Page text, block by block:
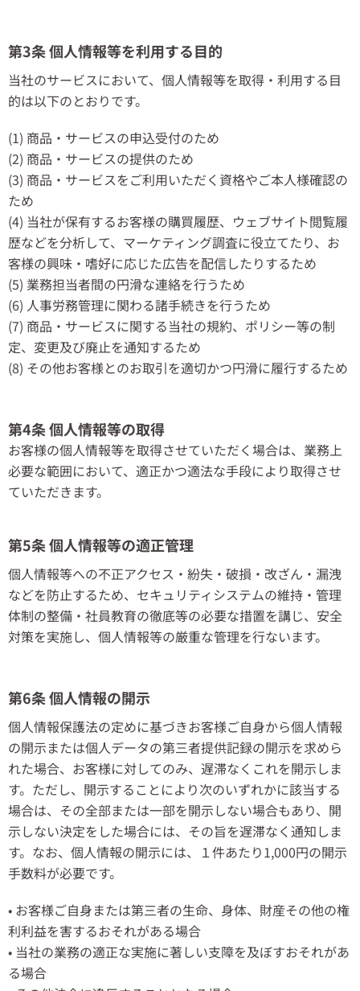
第3条 個人情報等を利用する目的
当社のサービスにおいて、個人情報等を取得・利用する目
的は以下のとおりです。
(1) 商品・サービスの申込受付のため
(2) 商品・サービスの提供のため
(3) 商品・サービスをご利用いただく資格やご本人様確認の
ため
(4) 当社が保有するお客様の購買履歴、ウェブサイト閲覧履
歴などを分析して、マーケティング調査に役立てたり、お
客様の興味・嗜好に応じた広告を配信したりするため
(5) 業務担当者間の円滑な連絡を行うため
(6) 人事労務管理に関わる諸手続きを行うため
(7) 商品・サービスに関する当社の規約、ポリシー等の制
定、変更及び廃止を通知するため
(8) その他お客様とのお取引を適切かつ円滑に履行するため
第4条 個人情報等の取得
お客様の個人情報等を取得させていただく場合は、業務上
必要な範囲において、適正かつ適法な手段により取得させ
ていただきます。
第5条 個人情報等の適正管理
個人情報等への不正アクセス・紛失・破損・改ざん・漏洩
などを防止するため、セキュリティシステムの維持・管理
体制の整備・社員教育の徹底等の必要な措置を講じ、安全
対策を実施し、個人情報等の厳重な管理を行ないます。
第6条 個人情報の開示
個人情報保護法の定めに基づきお客様ご自身から個人情報
の開示または個人データの第三者提供記録の開示を求めら
れた場合、お客様に対してのみ、遅滞なくこれを開示しま
す。ただし、開示することにより次のいずれかに該当する
場合は、その全部または一部を開示しない場合もあり、開
示しない決定をした場合には、その旨を遅滞なく通知しま
す。なお、個人情報の開示には、１件あたり1,000円の開示
手数料が必要です。
• お客様ご自身または第三者の生命、身体、財産その他の権
利利益を害するおそれがある場合
• 当社の業務の適正な実施に著しい支障を及ぼすおそれがあ
る場合